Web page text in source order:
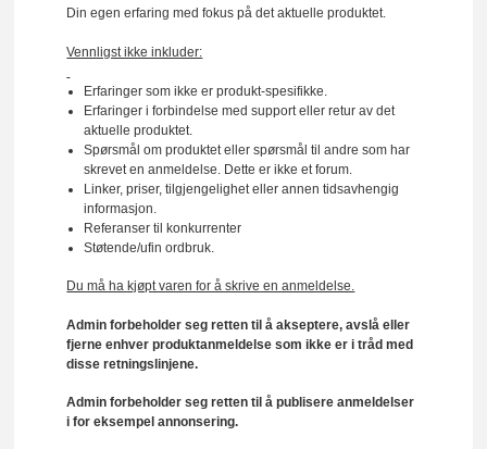
Din egen erfaring med fokus på det aktuelle produktet.
Vennligst ikke inkluder:
Erfaringer som ikke er produkt-spesifikke.
Erfaringer i forbindelse med support eller retur av det
aktuelle produktet.
Spørsmål om produktet eller spørsmål til andre som har
skrevet en anmeldelse. Dette er ikke et forum.
Linker, priser, tilgjengelighet eller annen tidsavhengig
informasjon.
Referanser til konkurrenter
Støtende/ufin ordbruk.
Du må ha kjøpt varen for å skrive en anmeldelse.
Admin forbeholder seg retten til å akseptere, avslå eller
fjerne enhver produktanmeldelse som ikke er i tråd med
disse retningslinjene.
Admin forbeholder seg retten til å publisere anmeldelser
i for eksempel annonsering.